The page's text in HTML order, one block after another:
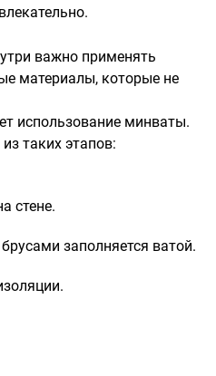
важно применять
материалы, которые не
использование минваты.
таких этапов:
стене.
заполняется ватой.